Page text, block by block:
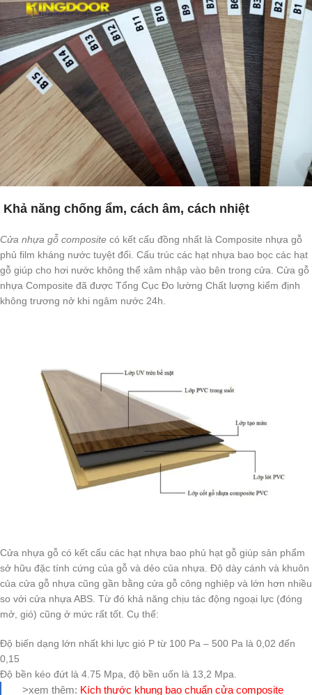
Khả năng chống ẩm, cách âm, cách nhiệt
Cửa nhựa gỗ composite có kết cấu đồng nhất là Composite nhựa gỗ
phủ film kháng nước tuyệt đối. Cấu trúc các hạt nhựa bao bọc các hạt
gỗ giúp cho hơi nước không thể xâm nhập vào bên trong cửa. Cửa gỗ
nhựa Composite đã được Tổng Cục Đo lường Chất lượng kiểm định
không trương nở khi ngâm nước 24h.
Cửa nhựa gỗ có kết cấu các hạt nhựa bao phủ hạt gỗ giúp sản phẩm
sở hữu đặc tính cứng của gỗ và dẻo của nhựa. Độ dày cánh và khuôn
của cửa gỗ nhựa cũng gần bằng cửa gỗ công nghiệp và lớn hơn nhiều
so với cửa nhựa ABS. Từ đó khả năng chịu tác động ngoại lực (đóng
mở, gió) cũng ở mức rất tốt. Cụ thể:
Độ biến dạng lớn nhất khi lực gió P từ 100 Pa – 500 Pa là 0,02 đến
0,15
Độ bền kéo đứt là 4.75 Mpa, độ bền uốn là 13,2 Mpa.
>xem thêm: Kích thước khung bao chuẩn cửa composite